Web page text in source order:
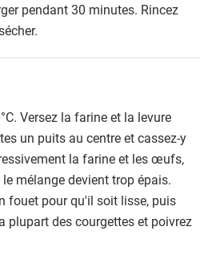
pendant 30 minutes. Rincez
Versez la farine et la levure
un puits au centre et cassez-y
la farine et les œufs,
mélange devient trop épais.
fouet pour qu'il soit lisse, puis
plupart des courgettes et poivrez